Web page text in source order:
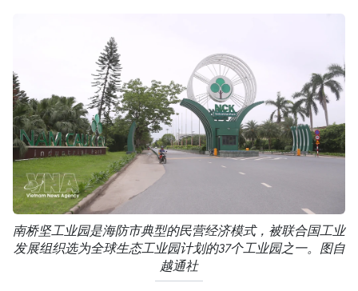
南桥坚工业园是海防市典型的民营经济模式，被联合国工业
发展组织选为全球生态工业园计划的37个工业园之一。图自
越通社